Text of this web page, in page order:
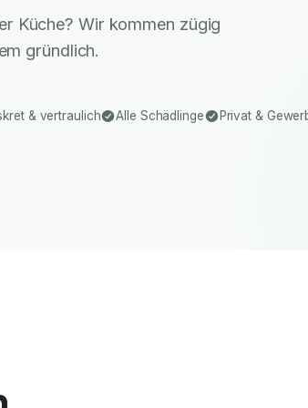
Küche? Wir kommen zügig
gründlich.
& vertraulich Alle Schädlinge Privat &